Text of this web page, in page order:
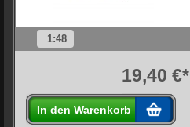
1:48
19,40 €*
In den Warenkorb